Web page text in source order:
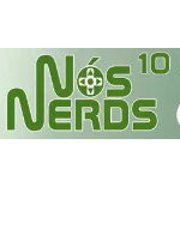
para
conteúdo